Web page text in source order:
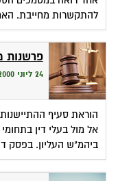
להתקשרות מחייבת.
פרשנות
24 ליוני 2000
הוראת סעיף
אל מול בעלי דין
ביהמ"ש העליון. בפסק